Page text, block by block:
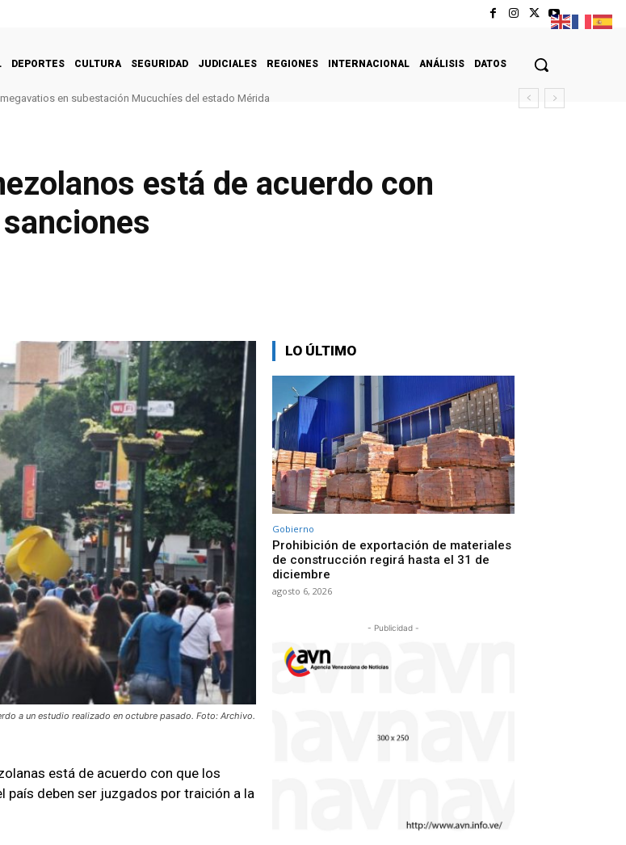
DEPORTES CULTURA SEGURIDAD JUDICIALES REGIONES INTERNACIONAL ANÁLISIS DATOS
en subestación Mucuchíes del estado Mérida
está de acuerdo con
a un estudio realizado en octubre pasado. Foto: Archivo.
está de acuerdo con que los
deben ser juzgados por traición a la
LO ÚLTIMO
Gobierno
Prohibición de exportación de materiales
de construcción regirá hasta el 31 de
diciembre
agosto 6, 2026
- Publicidad -